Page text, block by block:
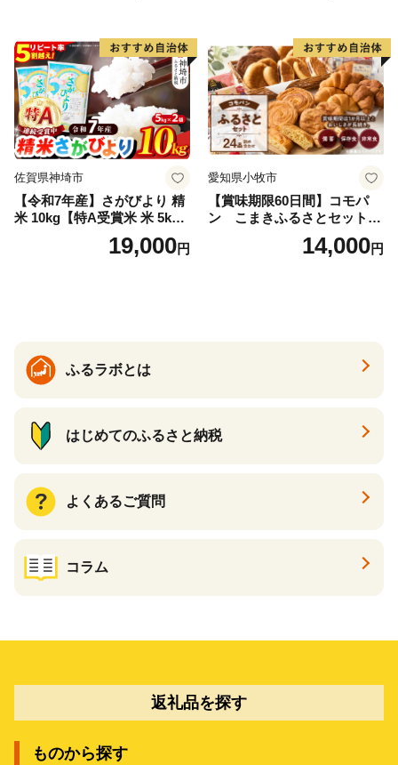
福島県 南相馬市 cu006-ae
佐賀県神埼市
【令和7年産】さがびより 精
米 10kg【特A受賞米 米 5kg×
2袋 お米 コメ こめ 国産 美味
しい ブランド米 人気 ランキ
19,000円
愛知県小牧市
【賞味期限60日間】コモパ
ン こまきふるさとセット
（24個入り）／災害用備蓄
保存食 非常食 防災グッズに
14,000円
ふるラボとは
はじめてのふるさと納税
よくあるご質問
コラム
返礼品を探す
ものから探す